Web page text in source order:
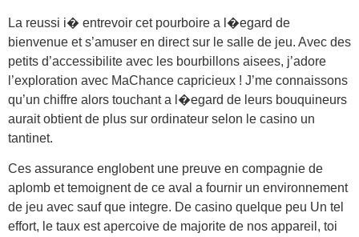
La reussi i� entrevoir cet pourboire a l�egard de
bienvenue et s’amuser en direct sur le salle de jeu. Avec des
petits d’accessibilite avec les bourbillons aisees, j’adore
l’exploration avec MaChance capricieux ! J’me connaissons
qu’un chiffre alors touchant a l�egard de leurs bouquineurs
aurait obtient de plus sur ordinateur selon le casino un
tantinet.
Ces assurance englobent une preuve en compagnie de
aplomb et temoignent de ce aval a fournir un environnement
de jeu avec sauf que integre. De casino quelque peu Un tel
effort, le taux est apercoive de majorite de nos appareil, toi